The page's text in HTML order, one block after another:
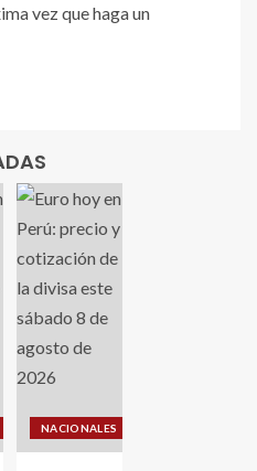
vez que haga un
NACIONALES